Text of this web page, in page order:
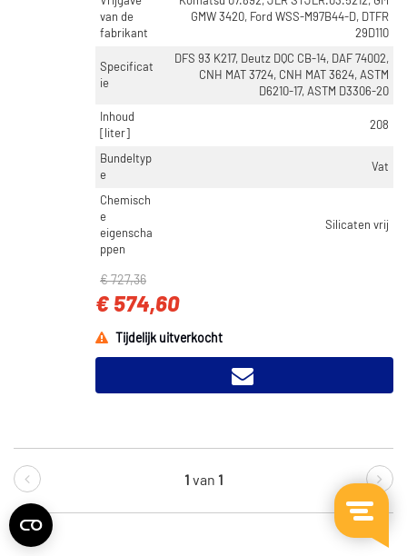
van de
fabrikant
GMW 3420, Ford WSS-M97B44-D, DTFR
29D110
Specificat
ie
DFS 93 K217, Deutz DQC CB-14, DAF 74002,
CNH MAT 3724, CNH MAT 3624, ASTM
D6210-17, ASTM D3306-20
Inhoud
[liter]
208
Bundeltyp
e
Vat
Chemisch
e
eigenscha
ppen
Silicaten vrij
€ 727,36
€ 574,60
Tijdelijk uitverkocht
1 van 1